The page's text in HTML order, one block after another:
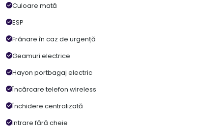
Culoare mată
ESP
Frânare în caz de urgență
Geamuri electrice
Hayon portbagaj electric
Încărcare telefon wireless
Închidere centralizată
Intrare fără cheie